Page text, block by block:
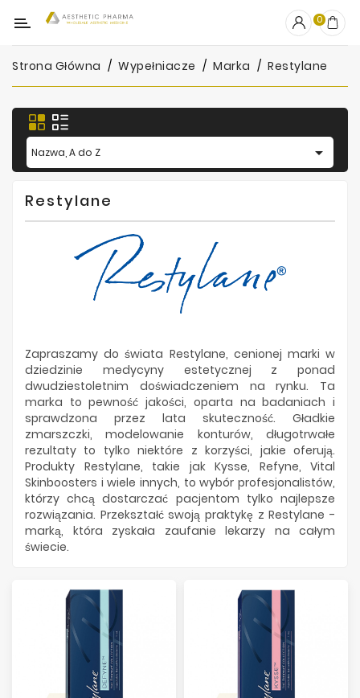
Kategoria
OUTLET
Wypełniacze
Stymulatory
Mezoterapia
Peelingi
Producenci
0
Strona Główna Wypełniacze Marka Restylane
Nazwa, A do Z 
Restylane
Zapraszamy do świata Restylane, cenionej marki w
dziedzinie medycyny estetycznej z ponad
dwudziestoletnim doświadczeniem na rynku. Ta
marka to pewność jakości, oparta na badaniach i
sprawdzona przez lata skuteczność. Gładkie
zmarszczki, modelowanie konturów, długotrwałe
rezultaty to tylko niektóre z korzyści, jakie oferują.
Produkty Restylane, takie jak Kysse, Refyne, Vital
Skinboosters i wiele innych, to wybór profesjonalistów,
którzy chcą dostarczać pacjentom tylko najlepsze
rozwiązania. Przekształć swoją praktykę z Restylane -
marką, która zyskała zaufanie lekarzy na całym
świecie.